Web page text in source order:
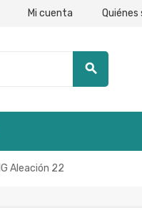
Mi cuenta Quiénes
search
Aleación 22